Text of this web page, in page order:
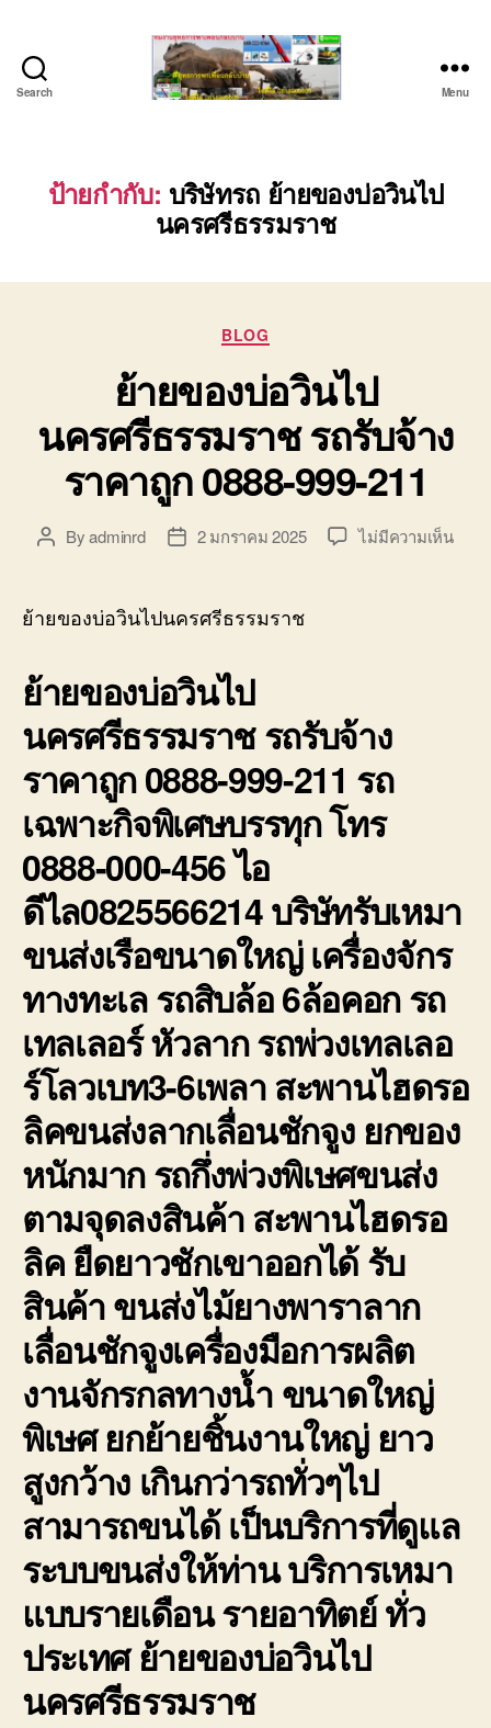
Search
เครื่องจักร
ระยอง
ชลบุรี
เซียน
จำกัด)
บริการ
รถยก
รถ
รับจ้าง
ใน
เขต
บ่อ
ติดต่อ
Menu
ป้ายกำกับ: บริษัทรถ ย้ายของบ่อวินไป
นครศรีธรรมราช
Categories
BLOG
ย้ายของบ่อวินไป
นครศรีธรรมราช รถรับจ้าง
ราคาถูก 0888-999-211
PostByadminrd
Post2 มกราคม 2025 ไม่มีความเห็นบน
ย้ายของบ่อวินไปนครศรีธรรมราช
ย้ายของบ่อวินไป
นครศรีธรรมราช รถรับจ้าง
ราคาถูก 0888-999-211 รถ
เฉพาะกิจพิเศษบรรทุก โทร
0888-000-456 ไอ
ดีไล0825566214 บริษัทรับเหมา
ขนส่งเรือขนาดใหญ่ เครื่องจักร
ทางทะเล รถสิบล้อ 6ล้อคอก รถ
เทลเลอร์ หัวลาก รถพ่วงเทลเลอ
ร์โลวเบท3-6เพลา สะพานไฮดรอ
ลิคขนส่งลากเลื่อนชักจูง ยกของ
หนักมาก รถกึ่งพ่วงพิเษศขนส่ง
ตามจุดลงสินค้า สะพานไฮดรอ
ลิค ยืดยาวชักเขาออกได้ รับ
สินค้า ขนส่งไม้ยางพาราลาก
เลื่อนชักจูงเครื่องมือการผลิต
งานจักรกลทางน้ำ ขนาดใหญ่
พิเษศ ยกย้ายชิ้นงานใหญ่ ยาว
สูงกว้าง เกินกว่ารถทั่วๆไป
สามารถขนได้ เป็นบริการที่ดูแล
ระบบขนส่งให้ท่าน บริการเหมา
แบบรายเดือน รายอาทิตย์ ทั่ว
ประเทศ ย้ายของบ่อวินไป
นครศรีธรรมราช